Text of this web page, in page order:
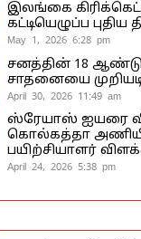
இலங்கை
கட்டியெழுப்ப புதிய
May 1, 2026 6:28 pm
சனத்தின் 18
சாதனையை
April 30, 2026 11:49 am
ஸ்ரேயாஸ் ஐயரை
கொல்கத்தா
பயிற்சியாளர்
April 24, 2026 5:38 pm